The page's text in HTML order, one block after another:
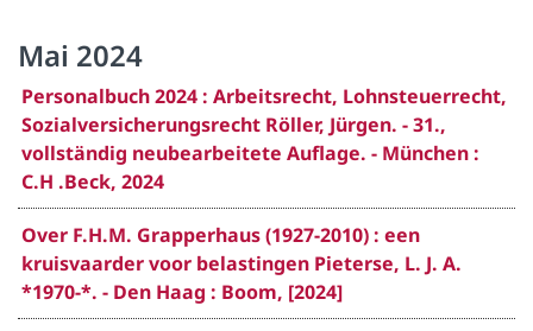
Mai 2024
Personalbuch 2024 : Arbeitsrecht, Lohnsteuerrecht,
Sozialversicherungsrecht Röller, Jürgen. - 31.,
vollständig neubearbeitete Auflage. - München :
C.H .Beck, 2024
Over F.H.M. Grapperhaus (1927-2010) : een
kruisvaarder voor belastingen Pieterse, L. J. A.
*1970-*. - Den Haag : Boom, [2024]